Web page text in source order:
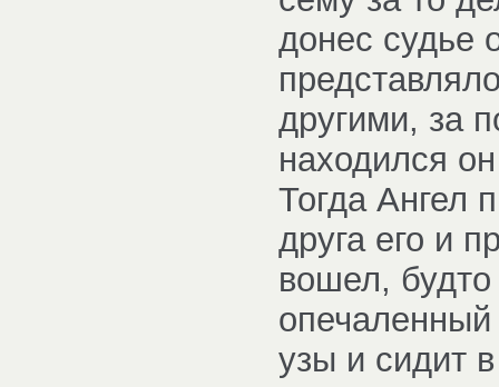
донес судье
другими, за
находился
Тогда Ангел
друга его и
вошел,
опечаленный
узы и сидит